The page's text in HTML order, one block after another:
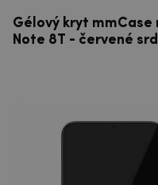
Gélový kryt mmCase
Note 8T - červené